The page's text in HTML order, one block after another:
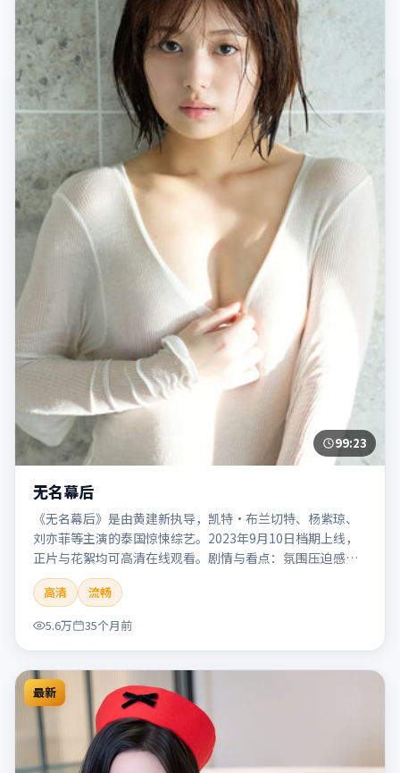
99:23
无名幕后
《无名幕后》是由黄建新执导，凯特·布兰切特、杨紫琼、
刘亦菲等主演的泰国惊悚综艺。2023年9月10日档期上线，
正片与花絮均可高清在线观看。剧情与看点：氛围压迫感
强，节奏紧张，适合追求刺激观影体验的观众。本片适合检
索「无名幕后」「黄建新」「惊悚」「泰国」「2023」
「2023-09-10上映」等关键词的影迷阅读简介与主创信息。
高清
流畅
5.6万
35个月前
最新